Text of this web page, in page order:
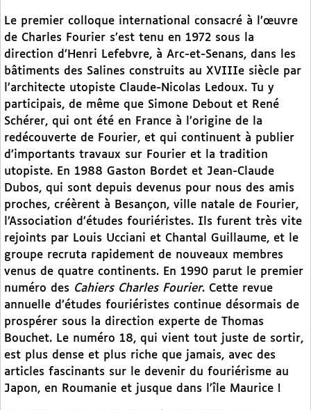
Le premier colloque international consacré à l’œuvre
de Charles Fourier s’est tenu en 1972 sous la
direction d’Henri Lefebvre, à Arc-et-Senans, dans les
bâtiments des Salines construits au XVIIIe siècle par
l’architecte utopiste Claude-Nicolas Ledoux. Tu y
participais, de même que Simone Debout et René
Schérer, qui ont été en France à l’origine de la
redécouverte de Fourier, et qui continuent à publier
d’importants travaux sur Fourier et la tradition
utopiste. En 1988 Gaston Bordet et Jean-Claude
Dubos, qui sont depuis devenus pour nous des amis
proches, créèrent à Besançon, ville natale de Fourier,
l’Association d’études fouriéristes. Ils furent très vite
rejoints par Louis Ucciani et Chantal Guillaume, et le
groupe recruta rapidement de nouveaux membres
venus de quatre continents. En 1990 parut le premier
numéro des Cahiers Charles Fourier. Cette revue
annuelle d’études fouriéristes continue désormais de
prospérer sous la direction experte de Thomas
Bouchet. Le numéro 18, qui vient tout juste de sortir,
est plus dense et plus riche que jamais, avec des
articles fascinants sur le devenir du fouriérisme au
Japon, en Roumanie et jusque dans l’île Maurice !